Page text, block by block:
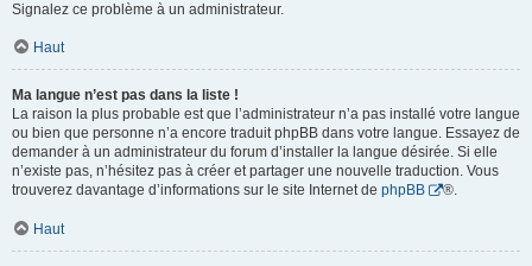
Signalez ce problème à un administrateur.
Haut
Ma langue n’est pas dans la liste !
La raison la plus probable est que l’administrateur n’a pas installé votre langue
ou bien que personne n’a encore traduit phpBB dans votre langue. Essayez de
demander à un administrateur du forum d’installer la langue désirée. Si elle
n’existe pas, n’hésitez pas à créer et partager une nouvelle traduction. Vous
trouverez davantage d’informations sur le site Internet de phpBB ®.
Haut